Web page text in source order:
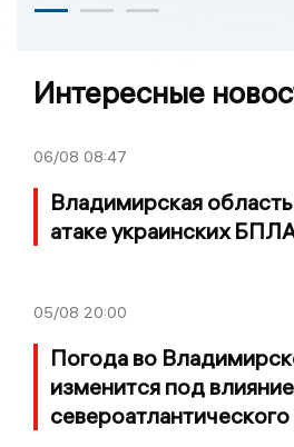
Интересные
06/08 08:47
Владимирская
атаке украинских
05/08 20:00
Погода во
изменится под